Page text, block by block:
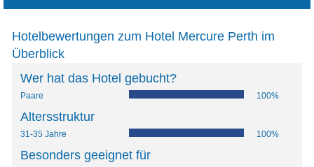
Hotelbewertungen zum Hotel Mercure Perth im
Überblick
Wer hat das Hotel gebucht?
Paare 100%
Altersstruktur
31-35 Jahre 100%
Besonders geeignet für